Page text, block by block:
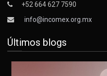
+52 664 627 7590
info@incomex.org.mx
Últimos blogs